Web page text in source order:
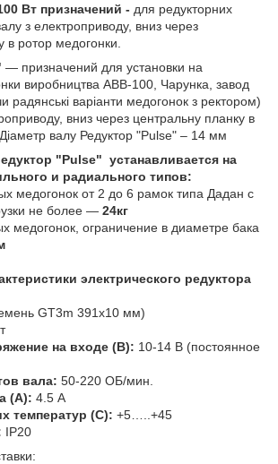
Вт призначений - для редукторних
з електроприводу, вниз через
в ротор медогонки.
— призначений для установки на
виробництва АВВ-100, Чарунка, завод
радянські варіанти медогонок з ректором)
вниз через центральну планку в
валу Редуктор "Pulse" – 14 мм
"Pulse" устанавливается на
и радиального типов:
медогонок от 2 до 6 рамок типа Дадан с
не более — 24кг
ограничение в диаметре бака
электрического редуктора
GT3m 391х10 мм)
на входе (В): 10-14 В (постоянное
вала: 50-220 ОБ/мин.
(А): 4.5 А
температур (С): +5…..+45
IP20